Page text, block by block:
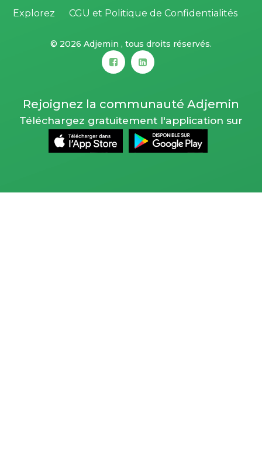
Explorez CGU et Politique de Confidentialités
© 2026 Adjemin , tous droits réservés.
Rejoignez la communauté Adjemin
Téléchargez gratuitement l'application sur